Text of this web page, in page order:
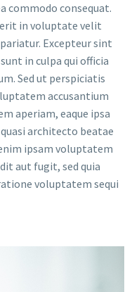
commodo consequat.
in voluptate velit
Excepteur sint
in culpa qui officia
Sed ut perspiciatis
accusantium
aperiam, eaque ipsa
architecto beatae
ipsam voluptatem
aut fugit, sed quia
voluptatem sequi